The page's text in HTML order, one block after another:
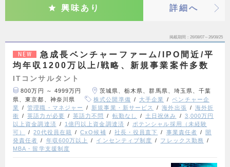
興味あり 詳細へ
掲載期間 26/08/07～26/08/25
NEW
急成長ベンチャーファーム/IPO間近/平
均年収1200万以上/戦略、新規事業案件多数
ITコンサルタント
800万円 ～ 4999万円
茨城県、栃木県、群馬県、埼玉県、千葉
県、東京都、神奈川県
株式公開準備 大手企業
ベンチャー企
業
管理職・マネジャー 新規事業・新サービス 海外出張
海外折
衝
英語力が必要 英語力不問 転勤なし 土日祝休み
3,000万円
以上資金調達済
1億円以上資金調達済
ポテンシャル採用（未経験
可）
20代役員在籍 CxO候補 社長・役員直下 事業責任者
開
発責任者
年収600万以上 インセンティブ制度
フレックス勤務
MBA・留学支援制度